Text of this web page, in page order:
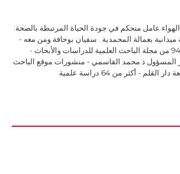
عامل متحكم في جودة الحياة المرتبطة بالصحة:
ميدانية بعمالة المحمدية . سفيان بوحافة ومن معه -
العدد 94 من مجلة الباحث العلمية للدراسات والأبحاث -
المسؤول ذ محمد القاسمي - منشورات موقع الباحث
القلم - أكثر من 64 دراسة علمية